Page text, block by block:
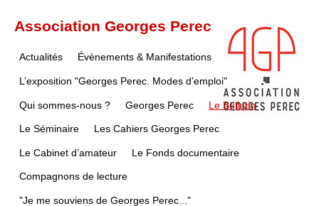
Association Georges Perec
Actualités Évènements & Manifestations
L’exposition "Georges Perec. Modes d’emploi"
Qui sommes-nous ? Georges Perec Le Bulletin
Le Séminaire Les Cahiers Georges Perec
Le Cabinet d’amateur Le Fonds documentaire
Compagnons de lecture
"Je me souviens de Georges Perec..."